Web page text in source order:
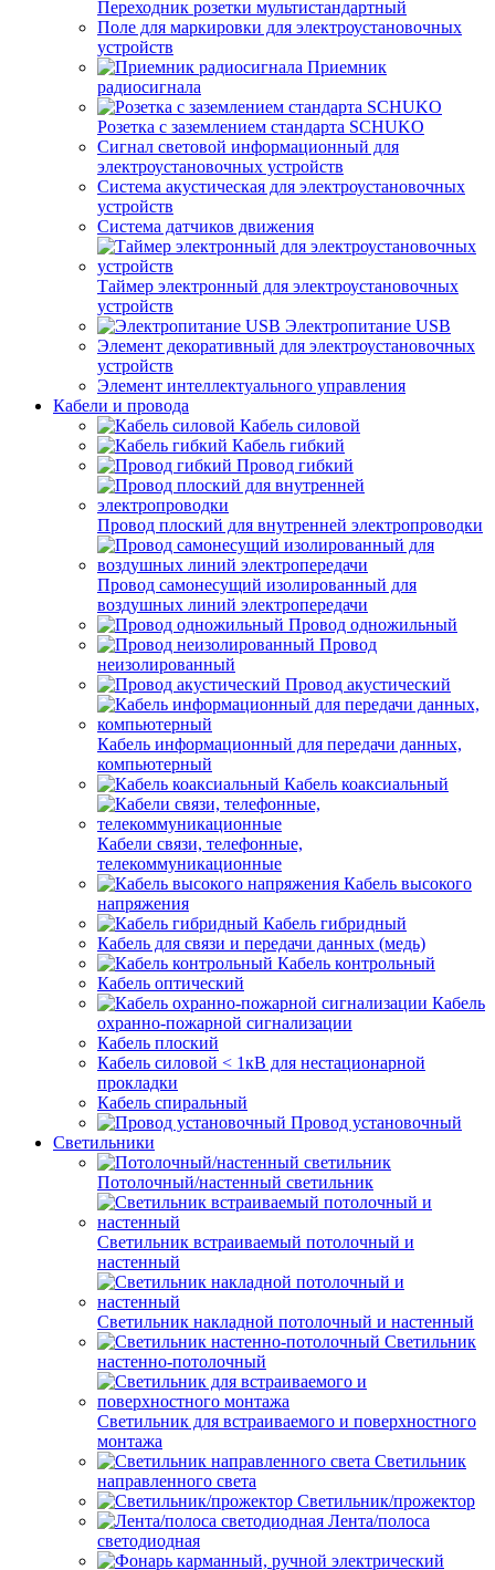
Переходник розетки мультистандартный
Поле для маркировки для электроустановочных
устройств
Приемник
радиосигнала
Розетка с заземлением стандарта SCHUKO
Сигнал световой информационный для
электроустановочных устройств
Система акустическая для электроустановочных
устройств
Система датчиков движения
Таймер электронный для электроустановочных
устройств
Электропитание USB
Элемент декоративный для электроустановочных
устройств
Элемент интеллектуального управления
Кабели и провода
Кабель силовой
Кабель гибкий
Провод гибкий
Провод плоский для внутренней электропроводки
Провод самонесущий изолированный для
воздушных линий электропередачи
Провод одножильный
Провод
неизолированный
Провод акустический
Кабель информационный для передачи данных,
компьютерный
Кабель коаксиальный
Кабели связи, телефонные,
телекоммуникационные
Кабель высокого
напряжения
Кабель гибридный
Кабель для связи и передачи данных (медь)
Кабель контрольный
Кабель оптический
Кабель
охранно-пожарной сигнализации
Кабель плоский
Кабель силовой < 1кВ для нестационарной
прокладки
Кабель спиральный
Провод установочный
Светильники
Потолочный/настенный светильник
Светильник встраиваемый потолочный и
настенный
Светильник накладной потолочный и настенный
Светильник
настенно-потолочный
Светильник для встраиваемого и поверхностного
монтажа
Светильник
направленного света
Светильник/прожектор
Лента/полоса
светодиодная